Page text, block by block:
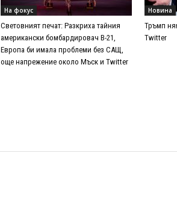
На фокус
Световният печат: Разкриха тайния
американски бомбардировач B-21,
Европа би имала проблеми без САЩ,
още напрежение около Мъск и Twitter
Новина
Тръмп
Twitter